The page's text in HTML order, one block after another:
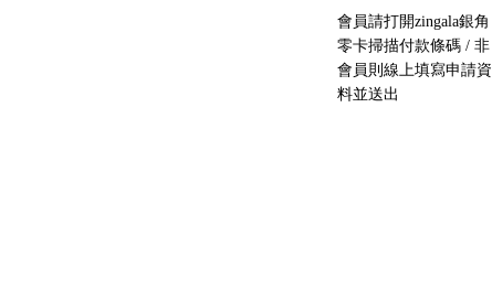
會員請打開zingala銀角
零卡掃描付款條碼 / 非
會員則線上填寫申請資
料並送出